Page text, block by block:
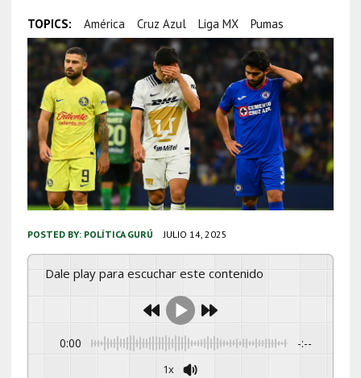
TOPICS: América Cruz Azul Liga MX Pumas
POSTED BY: POLÍTICA GURÚ JULIO 14, 2025
Dale play para escuchar este contenido
0:00 -:--
1x